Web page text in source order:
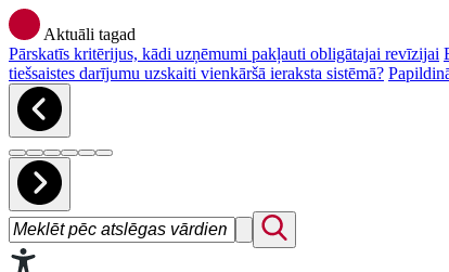
Aktuāli tagad
Pārskatīs kritērijus, kādi uzņēmumi pakļauti obligātajai revīzijai
tiešsaistes darījumu uzskaiti vienkāršā ieraksta sistēmā?